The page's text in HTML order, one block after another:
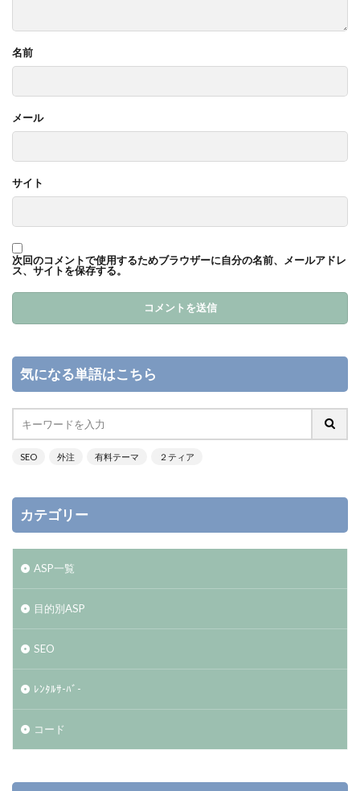
名前
メール
サイト
次回のコメントで使用するためブラウザーに自分の名前、メールアドレ
ス、サイトを保存する。
気になる単語はこちら
SEO 外注 有料テーマ ２ティア
カテゴリー
ASP一覧
目的別ASP
SEO
ﾚﾝﾀﾙｻ-ﾊﾞ-
コード